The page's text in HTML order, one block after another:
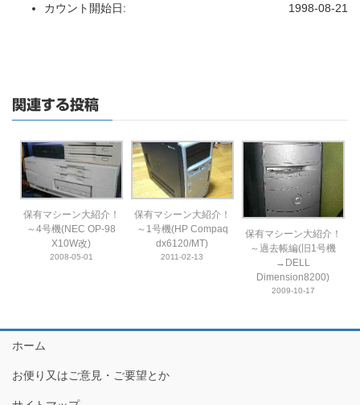
1998-08-21
カウント開始日:
関連する投稿
保有マシーン大紹介！
～4号機(NEC OP-98
X10W改)
2008-05-01
保有マシーン大紹介！
～1号機(HP Compaq
dx6120/MT)
2011-02-13
保有マシーン大紹介！
～過去帳編(旧1号機
→DELL
Dimension8200)
2009-10-17
ホーム
お便り又はご意見・ご要望とか